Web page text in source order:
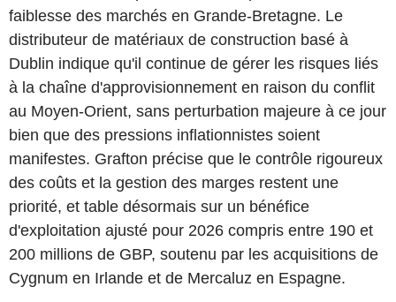
faiblesse des marchés en Grande-Bretagne. Le
distributeur de matériaux de construction basé à
Dublin indique qu'il continue de gérer les risques liés
à la chaîne d'approvisionnement en raison du conflit
au Moyen-Orient, sans perturbation majeure à ce jour
bien que des pressions inflationnistes soient
manifestes. Grafton précise que le contrôle rigoureux
des coûts et la gestion des marges restent une
priorité, et table désormais sur un bénéfice
d'exploitation ajusté pour 2026 compris entre 190 et
200 millions de GBP, soutenu par les acquisitions de
Cygnum en Irlande et de Mercaluz en Espagne.